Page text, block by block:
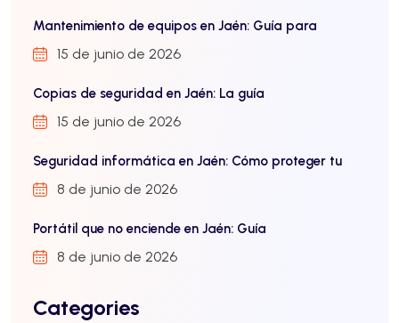
Mantenimiento de equipos en Jaén: Guía para
15 de junio de 2026
Copias de seguridad en Jaén: La guía
15 de junio de 2026
Seguridad informática en Jaén: Cómo proteger tu
8 de junio de 2026
Portátil que no enciende en Jaén: Guía
8 de junio de 2026
Categories